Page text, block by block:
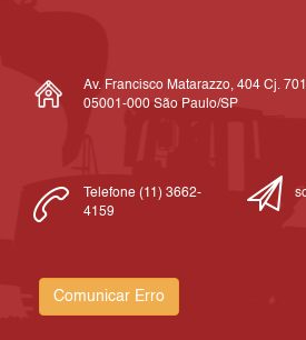
Av. Francisco Matarazzo, 404 Cj.
05001-000 São Paulo/SP
Telefone (11) 3662-
4159
Comunicar Erro